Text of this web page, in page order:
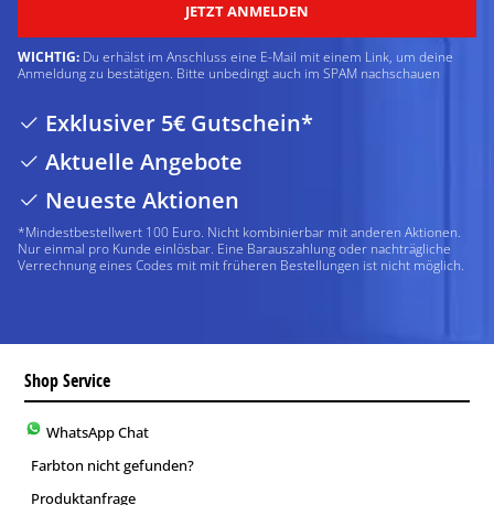
JETZT ANMELDEN
WICHTIG: Du erhälst im Anschluss eine E-Mail mit einem Link, um deine
Anmeldung zu bestätigen. Bitte unbedingt auch im SPAM nachschauen
Exklusiver 5€ Gutschein*
Aktuelle Angebote
Neueste Aktionen
*Mindestbestellwert 100 Euro. Nicht kombinierbar mit anderen Aktionen.
Nur einmal pro Kunde einlösbar. Eine Barauszahlung oder nachträgliche
Verrechnung eines Codes mit mit früheren Bestellungen ist nicht möglich.
Shop Service
WhatsApp Chat
Farbton nicht gefunden?
Produktanfrage